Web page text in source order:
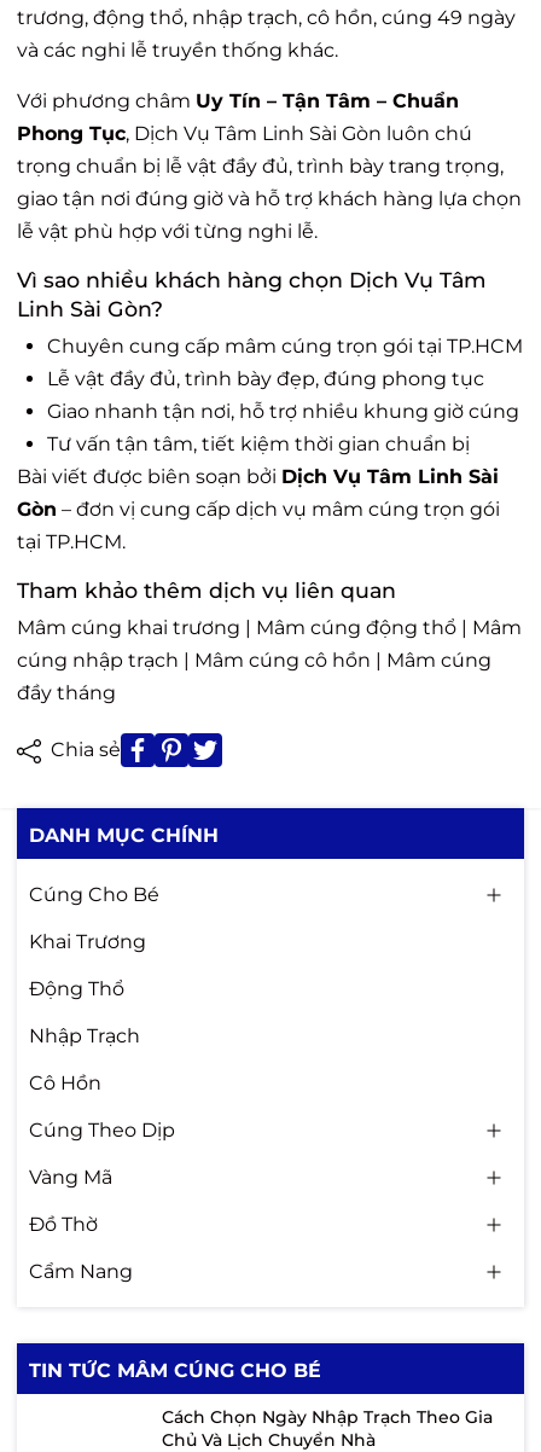
trương, động thổ, nhập trạch, cô hồn, cúng 49 ngày
và các nghi lễ truyền thống khác.
Với phương châm Uy Tín – Tận Tâm – Chuẩn
Phong Tục, Dịch Vụ Tâm Linh Sài Gòn luôn chú
trọng chuẩn bị lễ vật đầy đủ, trình bày trang trọng,
giao tận nơi đúng giờ và hỗ trợ khách hàng lựa chọn
lễ vật phù hợp với từng nghi lễ.
Vì sao nhiều khách hàng chọn Dịch Vụ Tâm
Linh Sài Gòn?
Chuyên cung cấp mâm cúng trọn gói tại TP.HCM
Lễ vật đầy đủ, trình bày đẹp, đúng phong tục
Giao nhanh tận nơi, hỗ trợ nhiều khung giờ cúng
Tư vấn tận tâm, tiết kiệm thời gian chuẩn bị
Bài viết được biên soạn bởi Dịch Vụ Tâm Linh Sài
Gòn – đơn vị cung cấp dịch vụ mâm cúng trọn gói
tại TP.HCM.
Tham khảo thêm dịch vụ liên quan
Mâm cúng khai trương | Mâm cúng động thổ | Mâm
cúng nhập trạch | Mâm cúng cô hồn | Mâm cúng
đầy tháng
Chia sẻ
DANH MỤC CHÍNH
Cúng Cho Bé
Khai Trương
Động Thổ
Nhập Trạch
Cô Hồn
Cúng Theo Dịp
Vàng Mã
Đồ Thờ
Cẩm Nang
TIN TỨC MÂM CÚNG CHO BÉ
Cách Chọn Ngày Nhập Trạch Theo Gia
Chủ Và Lịch Chuyển Nhà